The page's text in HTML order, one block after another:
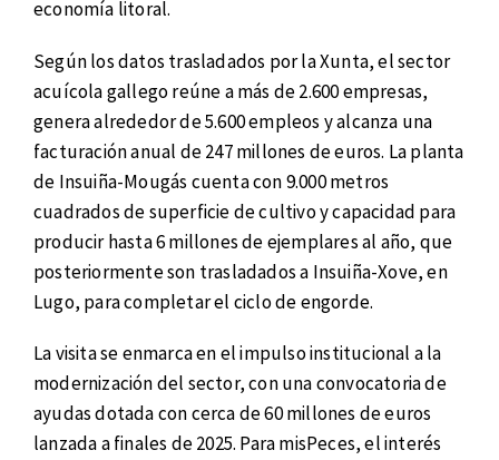
economía litoral.
Según los datos trasladados por la Xunta, el sector
acuícola gallego reúne a más de 2.600 empresas,
genera alrededor de 5.600 empleos y alcanza una
facturación anual de 247 millones de euros. La planta
de Insuiña-Mougás cuenta con 9.000 metros
cuadrados de superficie de cultivo y capacidad para
producir hasta 6 millones de ejemplares al año, que
posteriormente son trasladados a Insuiña-Xove, en
Lugo, para completar el ciclo de engorde.
La visita se enmarca en el impulso institucional a la
modernización del sector, con una convocatoria de
ayudas dotada con cerca de 60 millones de euros
lanzada a finales de 2025. Para misPeces, el interés